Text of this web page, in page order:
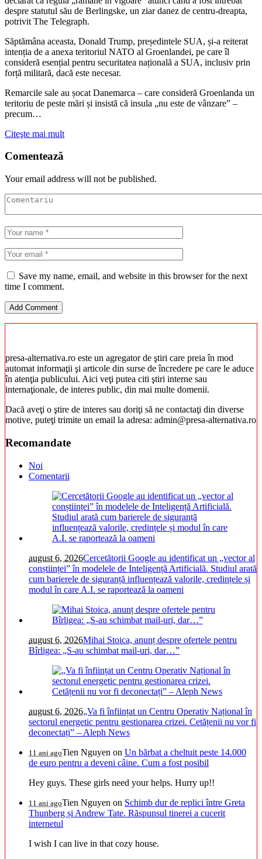
despre statutul său de Berlingske, un ziar danez de centru-dreapta,
potrivit The Telegraph.
Săptămâna aceasta, Donald Trump, președintele SUA, și-a reiterat
intenția de a anexa teritoriul NATO al Groenlandei, pe care îl
consideră esențial pentru securitatea națională a SUA, inclusiv prin
forță militară, dacă este necesar.
Remarcile sale au șocat Danemarca – care consideră Groenlanda un
teritoriu de peste mări și insistă că insula „nu este de vânzare” –
precum…
Citeşte mai mult
Comentează
Your email address will not be published.
Save my name, email, and website in this browser for the next
time I comment.
presa-alternativa.ro este un agregator de ştiri care preia în mod
automat informaţii şi articole din surse de încredere pe care le aduce
în atenţia publicului. Aici veţi putea citi ştiri interne sau
internaţionale, de interes public, din mai multe domenii.
Dacă aveţi o ştire de interes sau doriţi să ne contactaţi din diverse
motive, puteţi trimite un email la adresa: admin@presa-alternativa.ro
Recomandate
Noi
Comentarii
august 6, 2026Cercetătorii Google au identificat un „vector al
conștiinței” în modelele de Inteligență Artificială. Studiul arată
cum barierele de siguranță influențează valorile, credințele și
modul în care A.I. se raportează la oameni
august 6, 2026Mihai Stoica, anunț despre ofertele pentru
Bîrligea: „S-au schimbat mail-uri, dar…”
august 6, 2026„Va fi înființat un Centru Operativ Național în
sectorul energetic pentru gestionarea crizei. Cetățenii nu vor fi
deconectați” – Aleph News
11 ani agoTien Nguyen on Un bărbat a cheltuit peste 14.000
de euro pentru a deveni câine. Cum a fost posibil
Hey guys. These girls need your helps. Hurry up!!
11 ani agoTien Nguyen on Schimb dur de replici între Greta
Thunberg și Andrew Tate. Răspunsul tinerei a cucerit
internetul
I wish I can live in that cozy house.